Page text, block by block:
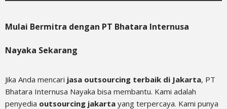
Mulai Bermitra dengan PT Bhatara Internusa
Nayaka Sekarang
Jika Anda mencari jasa outsourcing terbaik di Jakarta, PT
Bhatara Internusa Nayaka bisa membantu. Kami adalah
penyedia outsourcing jakarta yang terpercaya. Kami punya